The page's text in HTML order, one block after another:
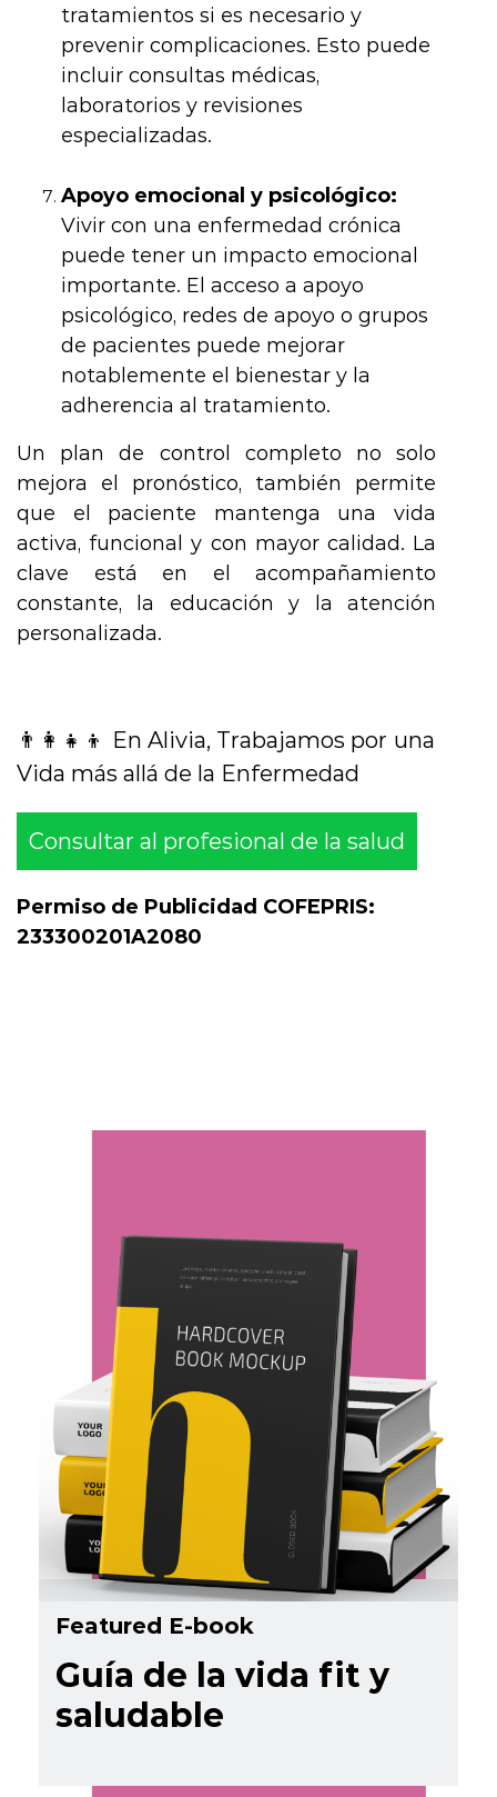
tratamientos si es necesario y
prevenir complicaciones. Esto puede
incluir consultas médicas,
laboratorios y revisiones
especializadas.
Apoyo emocional y psicológico:
Vivir con una enfermedad crónica
puede tener un impacto emocional
importante. El acceso a apoyo
psicológico, redes de apoyo o grupos
de pacientes puede mejorar
notablemente el bienestar y la
adherencia al tratamiento.
Un plan de control completo no solo
mejora el pronóstico, también permite
que el paciente mantenga una vida
activa, funcional y con mayor calidad. La
clave está en el acompañamiento
constante, la educación y la atención
personalizada.
👨‍👩‍👧‍👦 En Alivia, Trabajamos por una
Vida más allá de la Enfermedad
Consultar al profesional de la salud
Permiso de Publicidad COFEPRIS:
233300201A2080
Featured E-book
Guía de la vida fit y
saludable